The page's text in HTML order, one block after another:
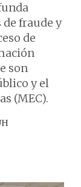
fraude y
de
son
y el
(MEC).